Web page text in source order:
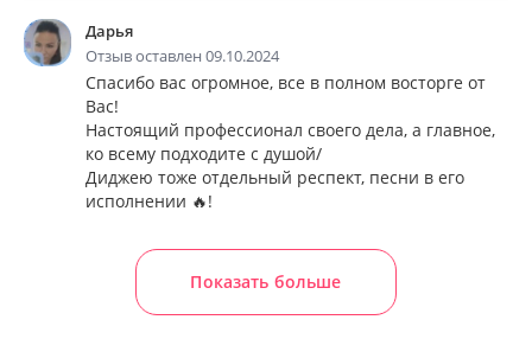
Дарья
Отзыв оставлен 09.10.2024
Спасибо вас огромное, все в полном восторге от
Вас!
Настоящий профессионал своего дела, а главное,
ко всему подходите с душой/
Диджею тоже отдельный респект, песни в его
исполнении 🔥!
Показать больше